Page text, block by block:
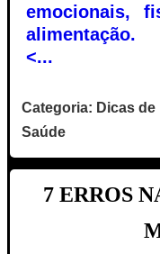
emocionais,
alimentação.
<...
Categoria: Dicas de
Saúde
7 ERROS